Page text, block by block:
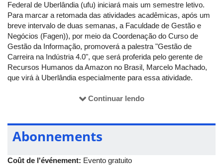
Federal de Uberlândia (ufu) iniciará mais um semestre letivo.
Para marcar a retomada das atividades acadêmicas, após um
breve intervalo de duas semanas, a Faculdade de Gestão e
Negócios (Fagen)), por meio da Coordenação do Curso de
Gestão da Informação, promoverá a palestra "Gestão de
Carreira na Indústria 4.0", que será proferida pelo gerente de
Recursos Humanos da Amazon no Brasil, Marcelo Machado,
que virá à Uberlândia especialmente para essa atividade.
mudanças no mundo do trabalho estão acontecendo numa
está sendo um dos mais demandados nessa nova realidade,
pois, de forma resumida, é a nova era da gestão com
experiência por parte de um profissional da área de gestão de
pessoas com atuação numa grande organização de base
Continuar lendo
Abonnements
Coût de l'événement: Evento gratuito